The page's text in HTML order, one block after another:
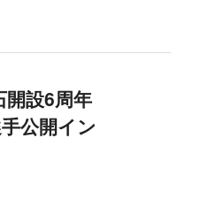
開設6周年
公開イン